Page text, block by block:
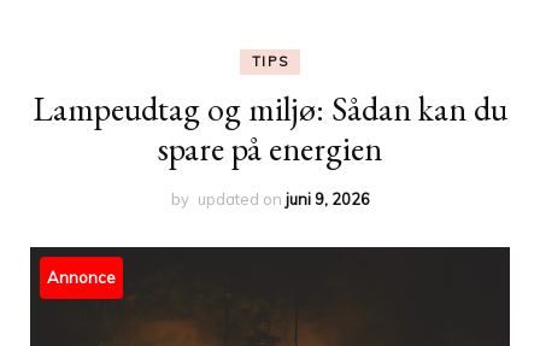
TIPS
Lampeudtag og miljø: Sådan kan du
spare på energien
by updated on juni 9, 2026
Annonce